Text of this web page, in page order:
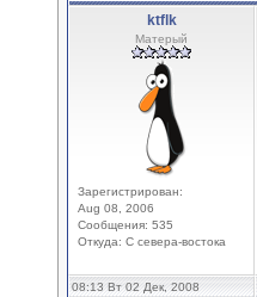
ktflk
Матерый
Зарегистрирован:
Aug 08, 2006
Сообщения: 535
Откуда: С севера-востока
08:13 Вт 02 Дек, 2008